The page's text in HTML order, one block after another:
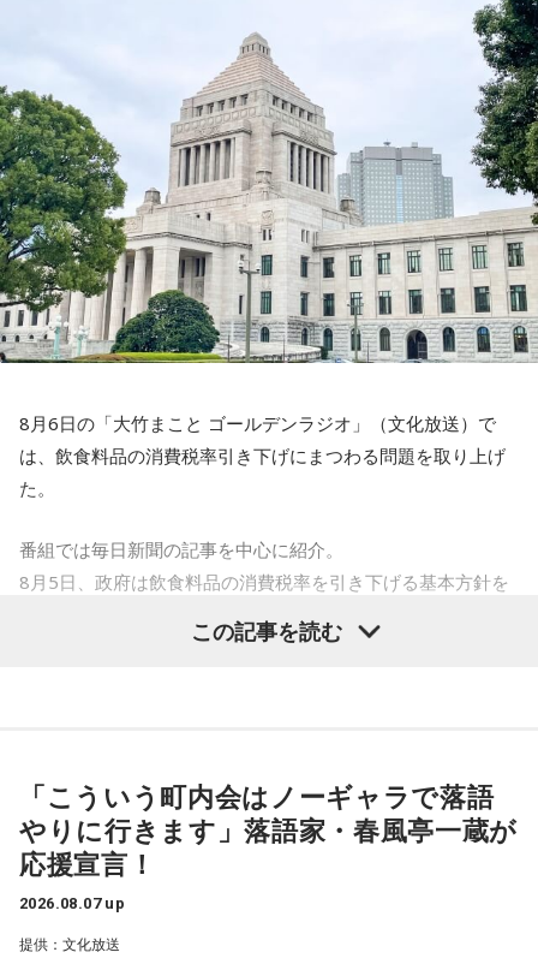
寺内：やられた！ テンプレート踏んじゃったよ。
小林：背中つけさせていただいていいですか？ こっちもダ
ラダラしちゃおう。
三輪田：だらだら祭りは、漢字で書くと「太い・良い」と書
いて「太良太良(だらだら)」という字なので、太く長く良いこ
とが続きますように、と皆様の願いを込めたお祭りとなって
おります。
寺内：縁起がいい！
三輪田：そもそも、例祭日の9月16日に例祭を執り行ってい
たのですが、先ほど、お話ししたように、当時、お伊勢参り
が流行ったけども、なかなか行けなかったので、東日本の
いことが多かったんです。「ちょっと伸ばしてくれ」という
声を聞き、皆様を招き入れた結果、だんだんと伸びていって
小林：でも、ここってそこまで敷地があるかな？
スペシャルウィーク前週からスペシャルウィークまで、笑い
が詰まった2週間。この夏をより“旨く”、そして“サンキュ
ー！”な時間を届ける『ラジオビバリー昼ズ』は平日11時30分
から生放送。
ニッポン放送「高田文夫のラジオビバリー昼ズ」
■放送日時：2026年8月24日（月）～28日（金）11時30分～
月曜 高田文夫・松本明子／ゲスト 井戸田潤
火曜 東貴博・黒沢かずこ（森三中）／ゲスト 尾形貴弘（パ
水曜 春風亭昇太・乾貴美子／ゲスト 林家正蔵
木曜 清水ミチコ・ナイツ
財政が悪化し、円売りや国債売りを招く懸念もあるが……
金子「いかにも皇室典範をはじめとして、どんどん支持率が
下がり始めたので、またアベノミクスでバラマキをして甘い
汁をすすってもらって支持率を回復したいって発想しかな
い。なんでそんなことになるのか。もっと言うと、高市さん
を選んだ有権者の責任が問われる」
8月6日の「大竹まこと ゴールデンラジオ」（文化放送）で
は、飲食料品の消費税率引き下げにまつわる問題を取り上げ
た。
番組では毎日新聞の記事を中心に紹介。
8月5日、政府は飲食料品の消費税率を引き下げる基本方針を
これは2027年4月から2年限定となるが、現行の8％（軽減税
なったのかもよくわかない」
金子勝 「だって昔のブログでは、消費税の減税を批判してた
んですから」
この記事を読む
「こういう町内会はノーギャラで落語
やりに行きます」落語家・春風亭一蔵が
応援宣言！
2026.08.07 up
提供：文化放送